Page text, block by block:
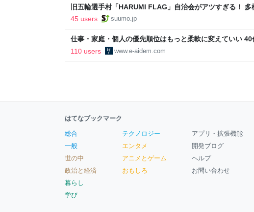
旧五輪選手村「HARUMI FLAG」自治会がアツすぎる！ 多
ルで挑む、盆踊り2万人集客や交通改善など“街の価値向上
45 users suumo.jp
仕事・家庭・個人の優先順位はもっと柔軟に変えていい
後の自分に伝えたいこと - りっすん by イーアイデム
110 users www.e-aidem.com
はてなブックマーク
総合
一般
世の中
政治と経済
暮らし
学び
テクノロジー
エンタメ
アニメとゲーム
おもしろ
アプリ・拡張機能
開発ブログ
ヘルプ
お問い合わせ